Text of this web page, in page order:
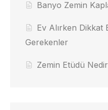
Banyo Zemin
Ev Alırken Dikkat
Gerekenler
Zemin Etüdü